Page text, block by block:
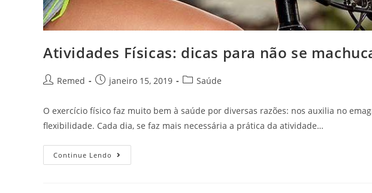
Atividades Físicas: dicas para não se
Remed janeiro 15, 2019 Saúde
O exercício físico faz muito bem à saúde por diversas razões: nos auxilia no
flexibilidade. Cada dia, se faz mais necessária a prática da atividade…
Continue Lendo